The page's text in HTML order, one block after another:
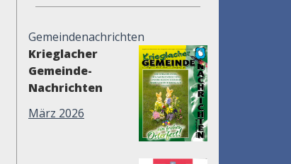
Gemeindenachrichten
Krieglacher
Gemeinde-
Nachrichten
März 2026